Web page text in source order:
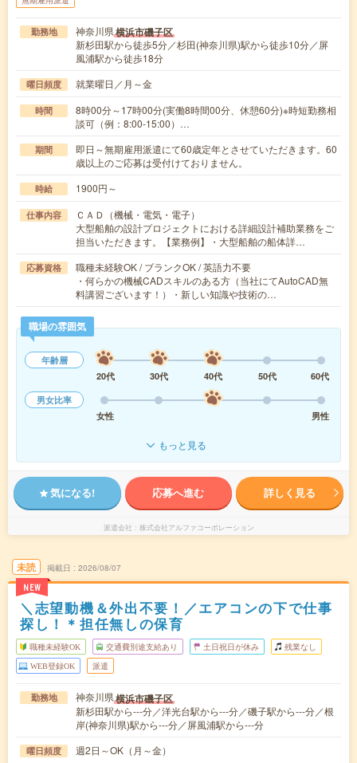
勤務地 神奈川県横浜市磯子区
新杉田駅から徒歩5分／杉田(神奈川県)駅から徒歩10分／屏
風浦駅から徒歩18分
曜日頻度 就業曜日／月～金
時間
8時00分～17時00分(実働8時間00分、休憩60分)※時短勤務相
談可（例：8:00-15:00）…
期間
即日～無期雇用派遣にて60歳定年とさせていただきます。60
歳以上のご応募は受付けておりません。
時給 1900円～
仕事内容
ＣＡＤ（機械・電気・電子）
大型船舶の設計プロジェクトにおける詳細設計補助業務をご
担当いただきます。【業務例】・大型船舶の船体詳…
応募資格
職種未経験OK / ブランクOK / 英語力不要
・何らかの機械CADスキルのある方（当社にてAutoCAD無
料講習ございます！）・新しい知識や技術の…
職場の雰囲気
年齢層
20代
30代 40代 50代
60代
男女比率
女性
男性
もっと見る
気になる! 応募へ進む 詳しく見る
派遣会社 株式会社アルファコーポレーション
未読
NEW
掲載日 2026/08/07
＼志望動機＆外出不要！／エアコンの下で仕事
探し！＊担任無しの保育
職種未経験OK 交通費別途支給あり 土日祝日が休み 残業なし
WEB登録OK 派遣
勤務地 神奈川県横浜市磯子区
新杉田駅から---分／洋光台駅から---分／磯子駅から---分／根
岸(神奈川県)駅から---分／屏風浦駅から---分
曜日頻度 週2日～OK（月～金）